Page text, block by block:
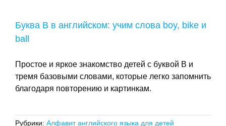
Буква B в английском: учим слова boy, bike и
ball
Простое и яркое знакомство детей с буквой B и
тремя базовыми словами, которые легко запомнить
благодаря повторению и картинкам.
Рубрики: Алфавит английского языка для детей